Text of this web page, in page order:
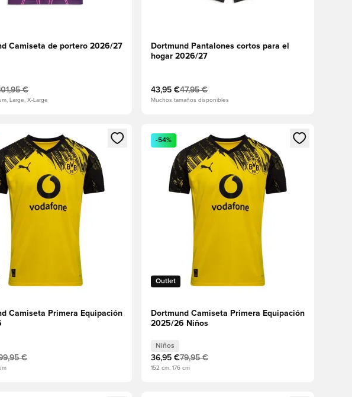
Camiseta de portero 2026/27
€
Large, X-Large
Dortmund Pantalones cortos para el
hogar 2026/27
43,95 €47,95 €
Muchos tamaños disponibles
modal para iniciar sesión o registrarse como miembro
Camiseta Primera Equipación
€
Abre un modal para iniciar sesión o registrarse
Outlet
-54%
Dortmund Camiseta Primera Equipación
2025/26 Niños
Niños
36,95 €79,95 €
152 cm, 176 cm